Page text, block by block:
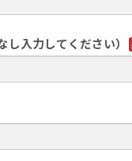
入力してください）